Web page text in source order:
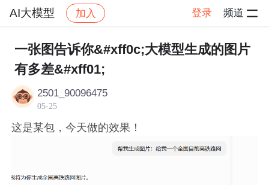
AI大模型 加入 登录 频道
社区 AI大模型 AI 帖子详情
一张图告诉你&#xff0c;大模型生成的图片
有多差&#xff01;
2501_90096475
05-25
这是某包，今天做的效果！